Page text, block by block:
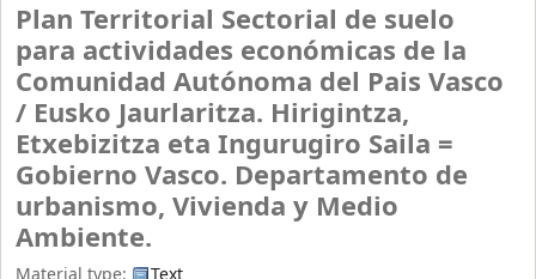
Plan Territorial Sectorial de suelo
para actividades económicas de la
Comunidad Autónoma del Pais Vasco
/ Eusko Jaurlaritza. Hirigintza,
Etxebizitza eta Ingurugiro Saila =
Gobierno Vasco. Departamento de
urbanismo, Vivienda y Medio
Ambiente.